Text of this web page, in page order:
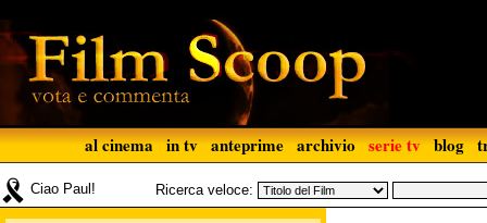
al cinema in tv anteprime archivio serie tv blog
Ciao Paul! Ricerca veloce: